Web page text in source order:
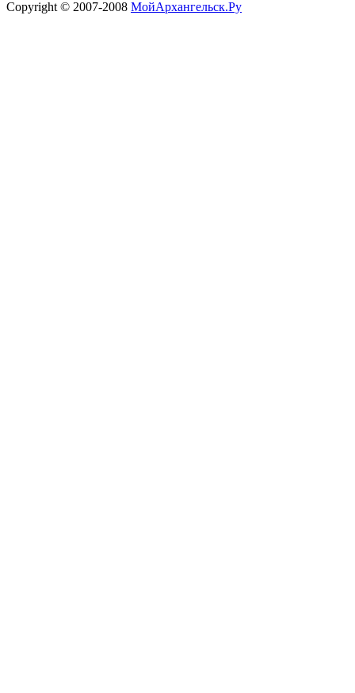
Copyright © 2007-2008 МойАрхангельск.Ру